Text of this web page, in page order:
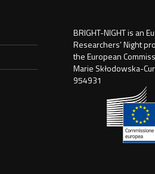
BRIGHT-NIGHT is an
Researchers’ Night
the European
Marie Skłodowska-
954931